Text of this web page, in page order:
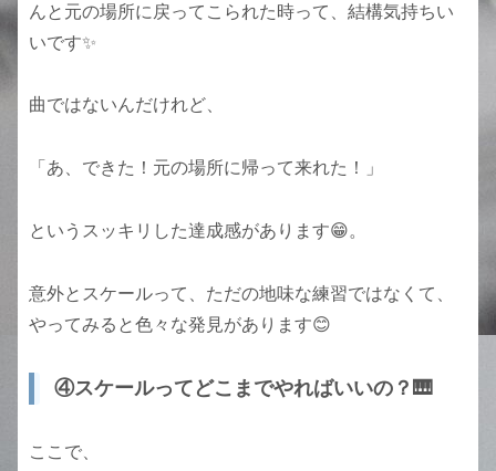
んと元の場所に戻ってこられた時って、結構気持ちい
いです✨
曲ではないんだけれど、
「あ、できた！元の場所に帰って来れた！」
というスッキリした達成感があります😁。
意外とスケールって、ただの地味な練習ではなくて、
やってみると色々な発見があります😊
④スケールってどこまでやればいいの？🎹
ここで、